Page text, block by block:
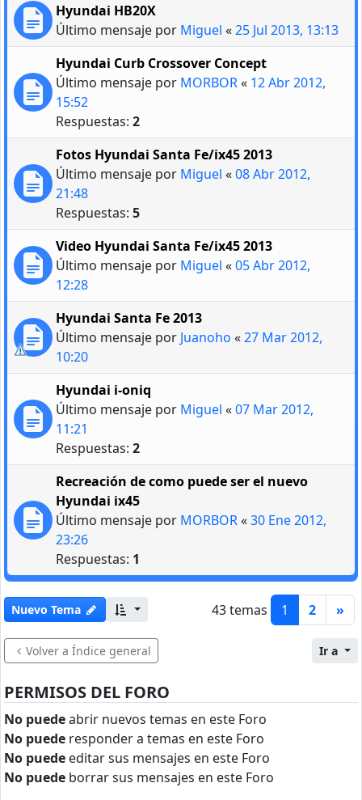
Hyundai HB20X
Último mensaje por Miguel «25 Jul 2013, 13:13
Hyundai Curb Crossover Concept
Último mensaje por MORBOR« 12 Abr 2012,
15:52
Respuestas: 2
Fotos Hyundai Santa Fe/ix45 2013
Último mensaje por Miguel «08 Abr 2012,
21:48
Respuestas: 5
Video Hyundai Santa Fe/ix45 2013
Último mensaje por Miguel «05 Abr 2012,
12:28
Hyundai Santa Fe 2013
Último mensaje por Juanoho «27 Mar 2012,
10:20
Hyundai i-oniq
Último mensaje por Miguel «07 Mar 2012,
11:21
Respuestas: 2
Recreación de como puede ser el nuevo
Hyundai ix45
Último mensaje por MORBOR«30 Ene 2012,
23:26
Respuestas: 1
Nuevo Tema 43 temas 1 2 »
Volver a Índice general Ir a
PERMISOS DEL FORO
No puedeabrir nuevos temas en este Foro
No puede responder a temas en este Foro
No puede editar sus mensajes en este Foro
No puede borrar sus mensajes en este Foro